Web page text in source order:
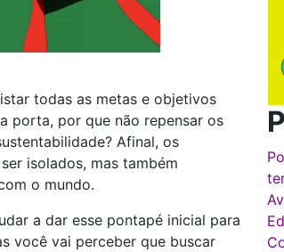
todas as metas e objetivos
porta, por que não repensar os
Afinal, os
isolados, mas também
o mundo.
a dar esse pontapé inicial para
você vai perceber que buscar